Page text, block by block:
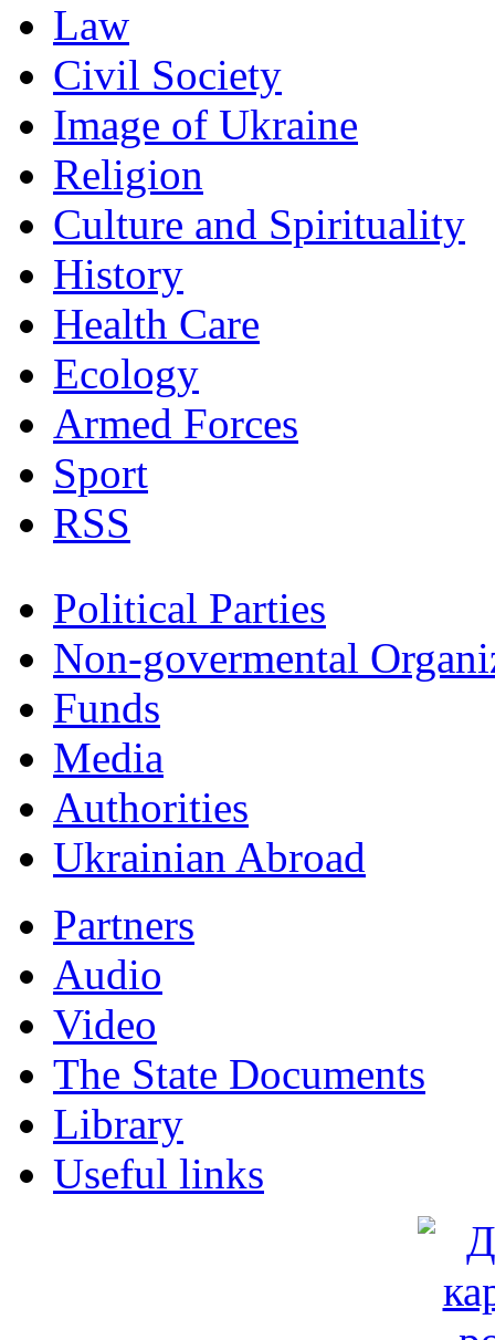
Law
Civil Society
Image of Ukraine
Religion
Culture and Spirituality
History
Health Care
Ecology
Armed Forces
Sport
RSS
Political Parties
Non-govermental
Funds
Мedia
Authorities
Ukrainian Abroad
Partners
Audio
Video
The State Documents
Library
Useful links